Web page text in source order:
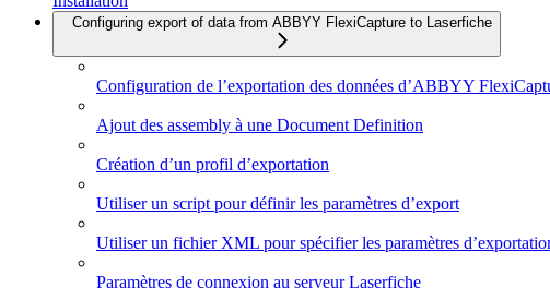
Configuring export of data from ABBYY FlexiCapture to Laserfiche
Configuration de l’exportation des données d’ABBYY
Ajout des assembly à une Document Definition
Création d’un profil d’exportation
Utiliser un script pour définir les paramètres d’export
Utiliser un fichier XML pour spécifier les paramètres
Paramètres de connexion au serveur Laserfiche